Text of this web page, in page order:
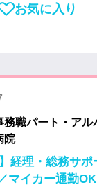
お気に入り
務職パート・ア
院
経理・総務サ
マイカー通勤OK